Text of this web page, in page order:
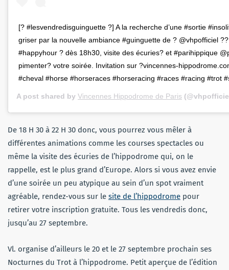
[? #lesvendredisguinguette ?] A la recherche d’une #sortie
griser par la nouvelle ambiance #guinguette de ? @vhpofficiel
#happyhour ? dès 18h30, visite des écuries? et #parihippique
pimenter? votre soirée. Invitation sur ?vincennes-
#cheval #horse #horseraces #horseracing #races #racing #trot
A post shared by Vincennes Hippodrome de Paris
De 18 H 30 à 22 H 30 donc, vous pourrez vous mêler à
différentes animations comme les courses spectacles ou
même la visite des écuries de l’hippodrome qui, on le
rappelle, est le plus grand d’Europe. Alors si vous avez envie
d’une soirée un peu atypique au sein d’un spot vraiment
agréable, rendez-vous sur le site de l’hippodrome pour
retirer votre inscription gratuite. Tous les vendredis donc,
jusqu’au 27 septembre.
Vl. organise d’ailleurs le 20 et le 27 septembre prochain ses
Nocturnes du Trot à l’hippodrome. Petit aperçue de l’édition